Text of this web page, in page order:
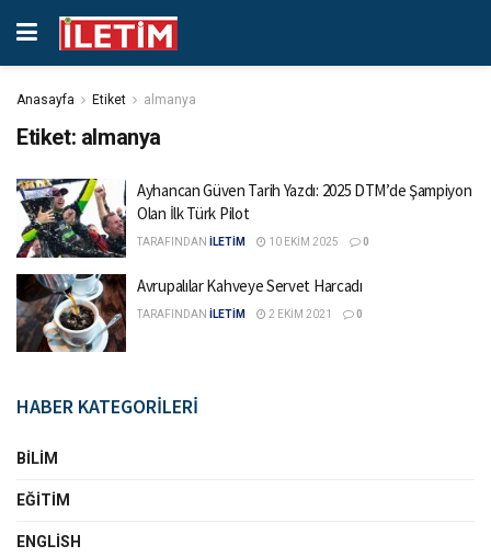
Anasayfa Etiket almanya
Etiket: almanya
Ayhancan Güven Tarih Yazdı: 2025 DTM’de Şampiyon
Olan İlk Türk Pilot
TARAFINDAN İLETİM 10 EKIM 2025 0
Avrupalılar Kahveye Servet Harcadı
TARAFINDAN İLETİM 2 EKIM 2021 0
HABER KATEGORİLERİ
BILIM
EĞITIM
ENGLISH